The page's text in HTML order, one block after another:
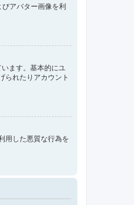
アバター画像を利
ます。基本的にユ
られたりアカウント
用した悪質な行為を